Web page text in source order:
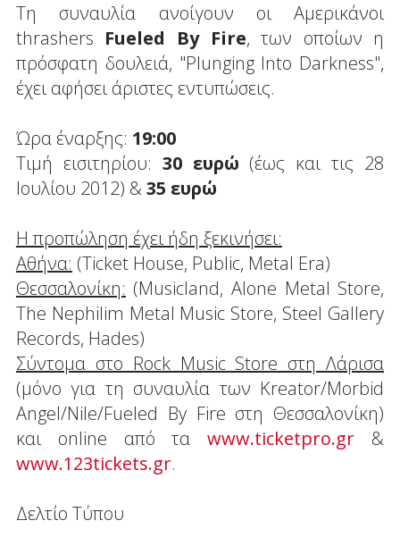
Τη συναυλία ανοίγουν οι Αμερικάνοι
thrashers Fueled By Fire, των οποίων η
πρόσφατη δουλειά, "Plunging Into Darkness",
έχει αφήσει άριστες εντυπώσεις.
Ώρα έναρξης: 19:00
Τιμή εισιτηρίου: 30 ευρώ (έως και τις 28
Ιουλίου 2012) & 35 ευρώ
Η προπώληση έχει ήδη ξεκινήσει:
Αθήνα: (Ticket House, Public, Metal Era)
Θεσσαλονίκη: (Musicland, Alone Metal Store,
The Nephilim Metal Music Store, Steel Gallery
Records, Hades)
Σύντομα στο Rock Music Store στη Λάρισα
(μόνο για τη συναυλία των Kreator/Morbid
Angel/Nile/Fueled By Fire στη Θεσσαλονίκη)
και online από ταwww.ticketpro.gr &
www.123tickets.gr.
Δελτίο Τύπου